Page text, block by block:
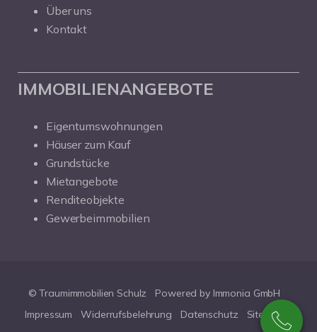
Über uns
Kontakt
IMMOBILIENANGEBOTE
Eigentumswohnungen
Häuser zum Kauf
Grundstücke
Mietangebote
Renditeobjekte
Gewerbeimmobilien
© Traumimmobilien Schulz Powered by Immonia GmbH
Impressum
Widerrufsbelehrung Datenschutz Sitemap